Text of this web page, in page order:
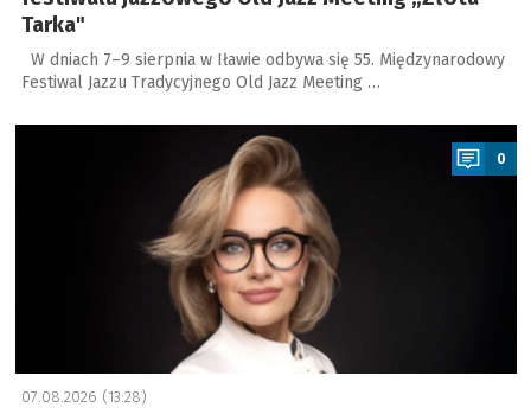
Tarka"
W dniach 7–9 sierpnia w Iławie odbywa się 55. Międzynarodowy
Festiwal Jazzu Tradycyjnego Old Jazz Meeting …
a
0
07.08.2026 (13:28)